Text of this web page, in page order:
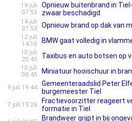
19 juli
07:53
Opnieuw buitenbrand in
zwaar beschadigd
14 juli
07:53
Opnieuw brand op dak van
12 juli
14:18
BMW gaat volledig in
10 juli
20:43
Taxibus en auto botsen op
10 juli
08:45
Miniatuur hooischuur in
9 juli 19:44
Gemeenteraadslid Peter
burgemeester Tiel
7 juli 15:26
Fractievoorzitter reageert
formatie in Tiel
Brandweer grijpt in bij